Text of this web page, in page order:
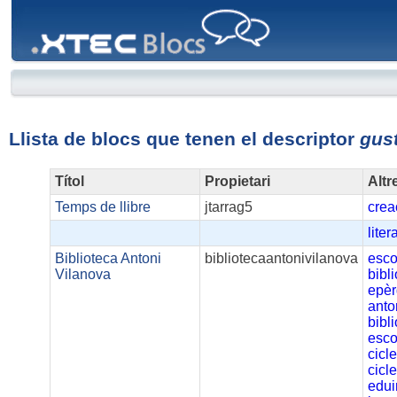
Llista de blocs que tenen el descriptor
Títol Propietari
Temps de llibre
jtarrag5
Biblioteca Antoni
Vilanova
bibliotecaantonivilanova